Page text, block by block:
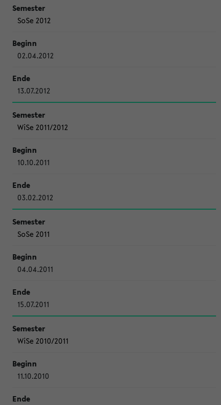
SoSe 2012
02.04.2012
13.07.2012
WiSe 2011/2012
10.10.2011
03.02.2012
SoSe 2011
04.04.2011
15.07.2011
WiSe 2010/2011
11.10.2010